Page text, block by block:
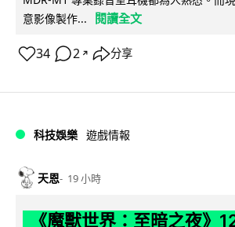
意影像製作...
閱讀全文
34 2 ↗ 分享
科技娛樂 遊戲情報
天恩 19 小時
《魔獸世界：至暗之夜》